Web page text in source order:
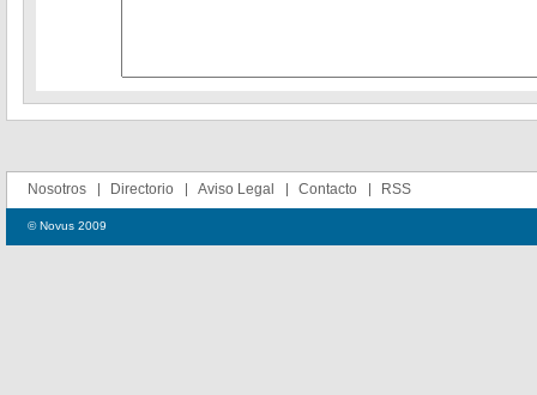
Nosotros Directorio Aviso Legal Contacto RSS
© Novus 2009